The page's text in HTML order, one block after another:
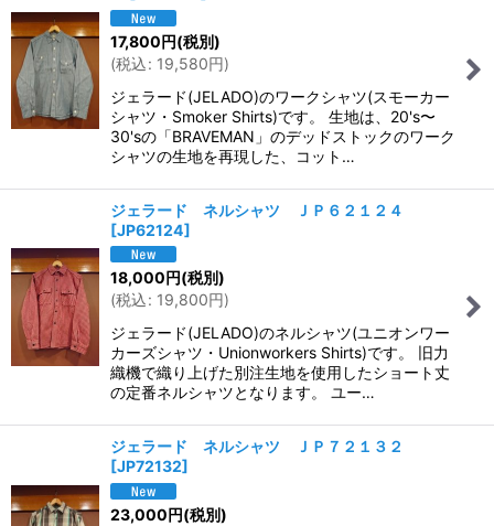
17,800円(税別)
(税込: 19,580円)
ジェラード(JELADO)のワークシャツ(スモーカー
シャツ・Smoker Shirts)です。 生地は、20's〜
30'sの「BRAVEMAN」のデッドストックのワーク
シャツの生地を再現した、コット…
ジェラード ネルシャツ ＪＰ６２１２４
[JP62124]
18,000円(税別)
(税込: 19,800円)
ジェラード(JELADO)のネルシャツ(ユニオンワー
カーズシャツ・Unionworkers Shirts)です。 旧力
織機で織り上げた別注生地を使用したショート丈
の定番ネルシャツとなります。 ユー…
ジェラード ネルシャツ ＪＰ７２１３２
[JP72132]
23,000円(税別)